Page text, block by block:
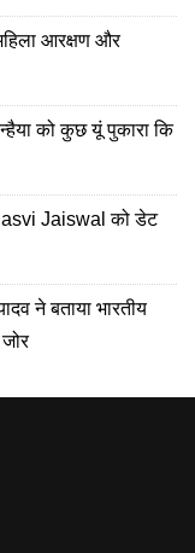
आरक्षण और
को कुछ यूं पुकारा कि
Jaiswal को डेट
ने बताया भारतीय